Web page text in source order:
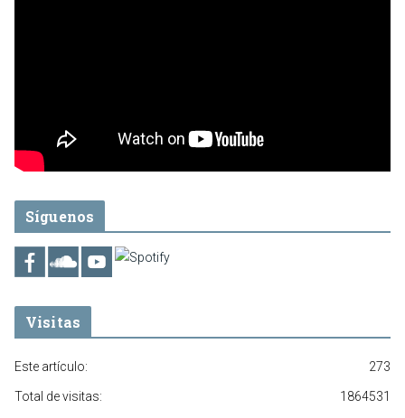
Síguenos
Visitas
273
Este artículo:
1864531
Total de visitas: